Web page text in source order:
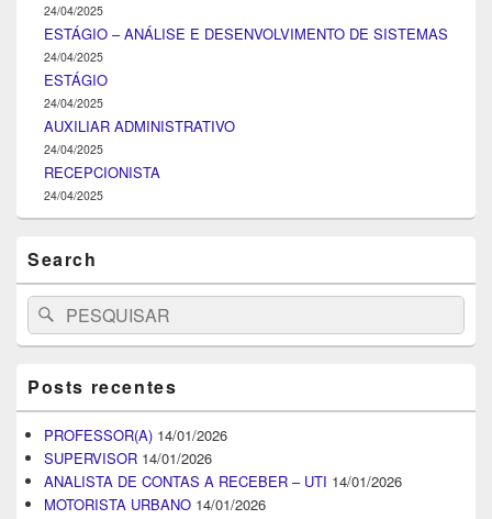
24/04/2025
ESTÁGIO – ANÁLISE E DESENVOLVIMENTO DE SISTEMAS
24/04/2025
ESTÁGIO
24/04/2025
AUXILIAR ADMINISTRATIVO
24/04/2025
RECEPCIONISTA
24/04/2025
Search
Search
for:
Pesquisar
Posts recentes
PROFESSOR(A) 14/01/2026
SUPERVISOR 14/01/2026
ANALISTA DE CONTAS A RECEBER – UTI 14/01/2026
MOTORISTA URBANO 14/01/2026